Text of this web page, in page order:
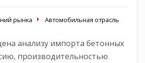
рынка
Автомобильная отрасль
анализу импорта бетонных
производительностью